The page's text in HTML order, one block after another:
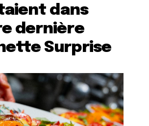
dans
dernière
Surprise